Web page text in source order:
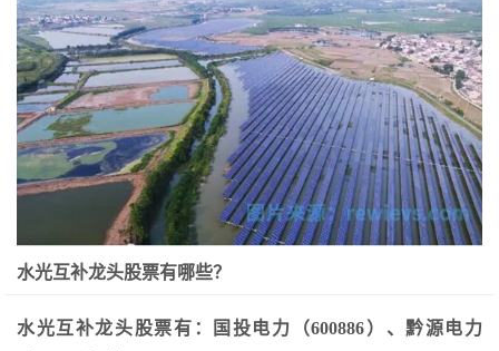
水光互补龙头股票有哪些？
水光互补龙头股票有：国投电力（600886）、黔源电力